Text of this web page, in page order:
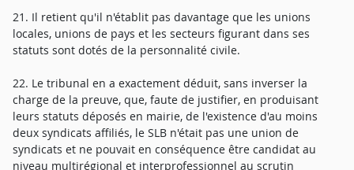
21. Il retient qu'il n'établit pas davantage que les unions
locales, unions de pays et les secteurs figurant dans ses
statuts sont dotés de la personnalité civile.
22. Le tribunal en a exactement déduit, sans inverser la
charge de la preuve, que, faute de justifier, en produisant
leurs statuts déposés en mairie, de l'existence d'au moins
deux syndicats affiliés, le SLB n'était pas une union de
syndicats et ne pouvait en conséquence être candidat au
niveau multirégional et interprofessionnel au scrutin